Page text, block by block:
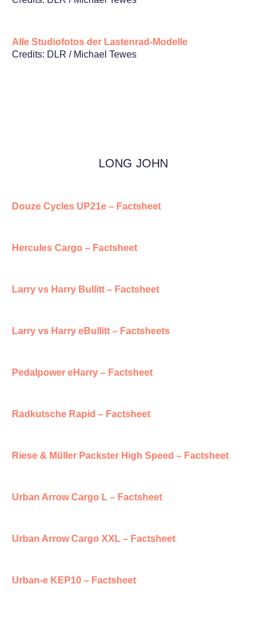
Alle Studiofotos der Lastenrad-Modelle
Credits: DLR / Michael Tewes
LONG JOHN
Douze Cycles UP21e – Factsheet
Hercules Cargo – Factsheet
Larry vs Harry Bullitt – Factsheet
Larry vs Harry eBullitt – Factsheets
Pedalpower eHarry – Factsheet
Radkutsche Rapid – Factsheet
Riese & Müller Packster High Speed – Factsheet
Urban Arrow Cargo L – Factsheet
Urban Arrow Cargo XXL – Factsheet
Urban-e KEP10 – Factsheet